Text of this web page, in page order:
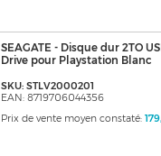
SEAGATE - Disque dur 2TO
Drive pour Playstation Blanc
SKU: STLV2000201
EAN: 8719706044356
Prix de vente moyen constaté: